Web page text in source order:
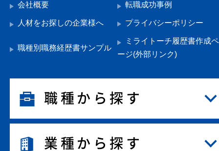
会社概要 転職成功事例
人材をお探しの企業様へ プライバシーポリシー
職種別職務経歴書サンプル
ミライトーチ履歴書作成ペ
ージ(外部リンク)
職種から探す
業種から探す